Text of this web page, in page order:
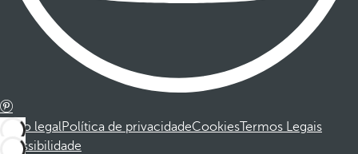
Aviso legalPolítica de privacidadeCookiesTermos Legais
Acessibilidade